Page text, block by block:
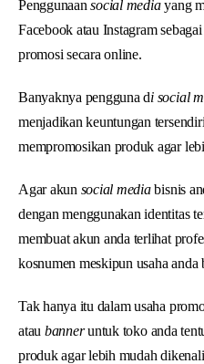
Penggunaansocial mediayang
Facebook atau Instagram
promosi secara online.
Banyaknya pengguna di social
menjadikan keuntungan
mempromosikan produk agar
Agar akun social mediabisnis
dengan menggunakan identitas
membuat akun anda terlihat
kosnumen meskipun usaha anda
Tak hanya itu dalam usaha
atau banneruntuk toko anda
produk agar lebih mudah